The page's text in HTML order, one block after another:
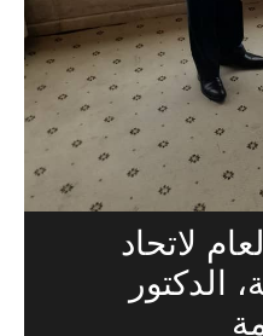
لاتحاد
الدكتور